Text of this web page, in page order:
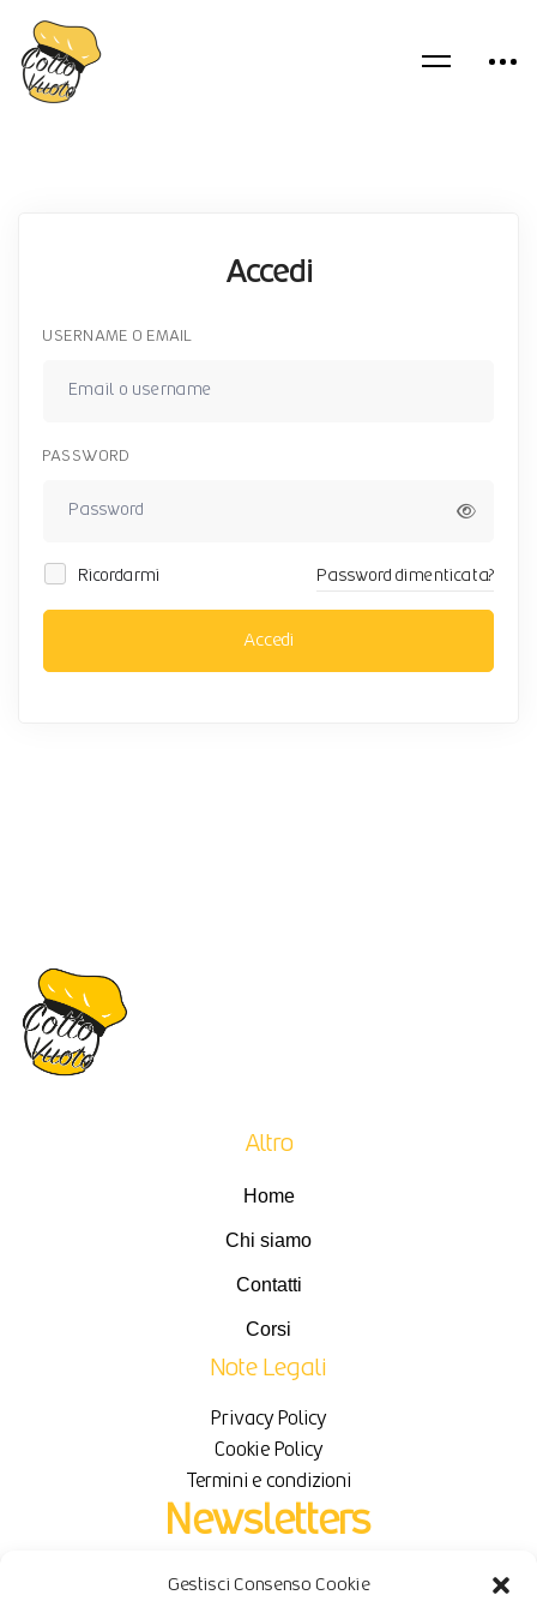
Gestisci Consenso Cookie
Accedi
USERNAME O EMAIL
PASSWORD
Ricordarmi Password dimenticata?
Accedi
Altro
Home
Chi siamo
Contatti
Corsi
Note Legali
Privacy Policy
Cookie Policy
Termini e condizioni
Newsletters
Iscriviti per ricevere novità e sconti in esclusiva.